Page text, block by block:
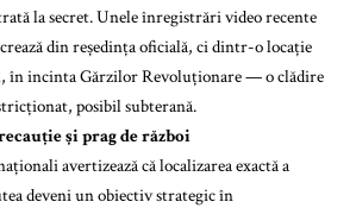
la secret. Unele înregistrări video recente
din reședința oficială, ci dintr-o locație
în incinta Gărzilor Revoluționare — o clădire
posibil subterană.
și prag de război
avertizează că localizarea exactă a
deveni un obiectiv strategic în